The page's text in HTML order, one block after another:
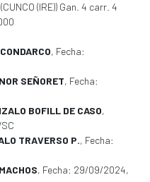
(IRE)) Gan. 4 carr. 4
, Fecha:
SEÑORET, Fecha:
BOFILL DE CASO,
TRAVERSO P., Fecha:
, Fecha: 29/09/2024,